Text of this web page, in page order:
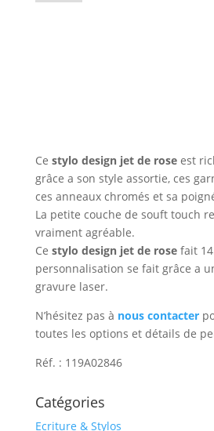
Stylo
Ce stylo design jet de roseest
grâce a son style assortie, ces
ces anneaux chromés et sa
La petite couche de souft touch
vraiment agréable.
Ce stylo design jet de rosefait
personnalisation se fait grâce a
gravure laser.
N’hésitez pas à nous contacter
toutes les options et détails de
Réf. : 119A02846
Catégories
Ecriture & Stylos